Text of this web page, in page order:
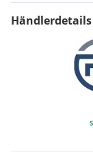
Händlerdetails